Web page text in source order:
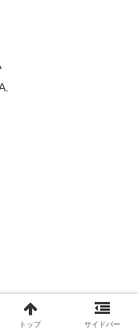
トップ サイドバー